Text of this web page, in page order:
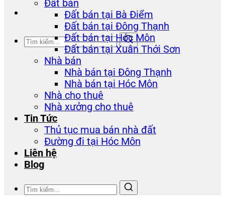
Đất bán
Đất bán tại Bà Điểm
Đất bán tại Đông Thạnh
Đất bán tại Hóc Môn
Đất bán tại Xuân Thới Sơn
Nhà bán
Nhà bán tại Đông Thạnh
Nhà bán tại Hóc Môn
Nhà cho thuê
Nhà xưởng cho thuê
Tin Tức
Thủ tục mua bán nhà đất
Đường đi tại Hóc Môn
Liên hệ
Blog